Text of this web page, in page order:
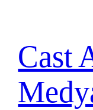
Cast